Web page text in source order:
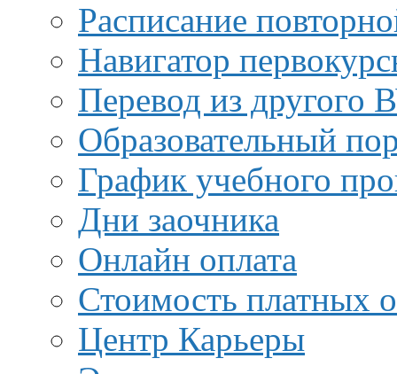
Расписание
Навигатор
Перевод из другого
Образовательный
График учебного
Дни заочника
Онлайн оплата
Стоимость платных
Центр Карьеры